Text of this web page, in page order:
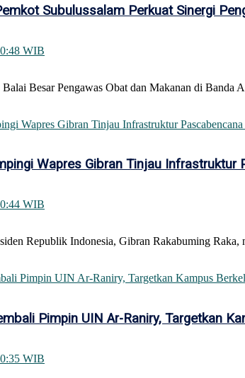
Subulussalam Perkuat Sinergi
WIB
Balai Besar Pengawas Obat dan Makanan di
Wapres Gibran Tinjau Infrastruktur
WIB
Republik Indonesia, Gibran Rakabuming
Pimpin UIN Ar-Raniry, Targetkan
WIB